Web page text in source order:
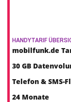
HANDYTARIF
mobilfunk.de
30 GB
Telefon & SMS-
24 Monate